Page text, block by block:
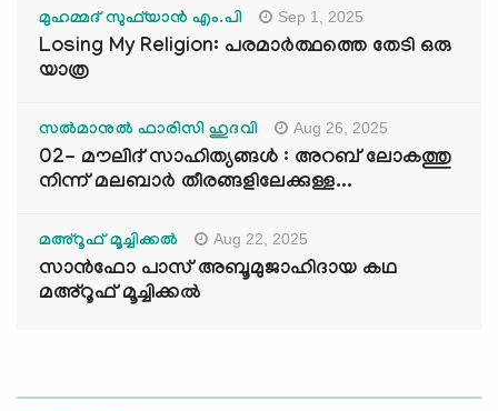
മുഹമ്മദ് സുഫ്‌യാൻ എം.പി Sep 1, 2025
Losing My Religion: പരമാർത്ഥത്തെ തേടി ഒരു
യാത്ര
സൽമാനുൽ ഫാരിസി ഹുദവി Aug 26, 2025
02- മൗലിദ് സാഹിത്യങ്ങൾ : അറബ് ലോകത്തു
നിന്ന് മലബാർ തീരങ്ങളിലേക്കുള്ള...
മഅ്റൂഫ് മൂച്ചിക്കല്‍ Aug 22, 2025
സാൻഫോ പാസ് അബൂമുജാഹിദായ കഥ
മഅ്റൂഫ് മൂച്ചിക്കല്‍